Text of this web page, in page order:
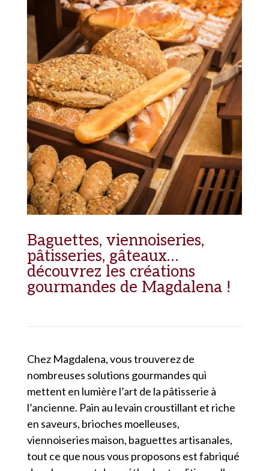
Baguettes, viennoiseries,
pâtisseries, gâteaux…
découvrez les créations
gourmandes de Magdalena !
Chez Magdalena, vous trouverez de
nombreuses solutions gourmandes qui
mettent en lumière l’art de la pâtisserie à
l’ancienne. Pain au levain croustillant et riche
en saveurs, brioches moelleuses,
viennoiseries maison, baguettes artisanales,
tout ce que nous vous proposons est fabriqué